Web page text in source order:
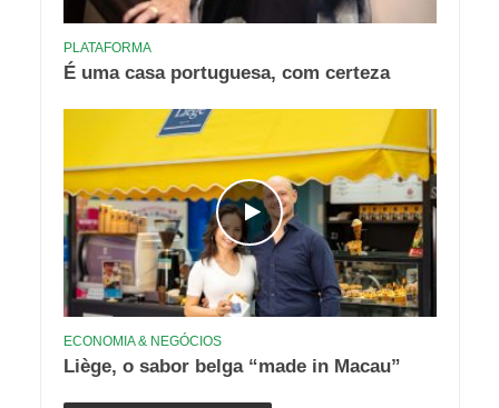
PLATAFORMA
É uma casa portuguesa, com certeza
ECONOMIA & NEGÓCIOS
Liège, o sabor belga “made in Macau”